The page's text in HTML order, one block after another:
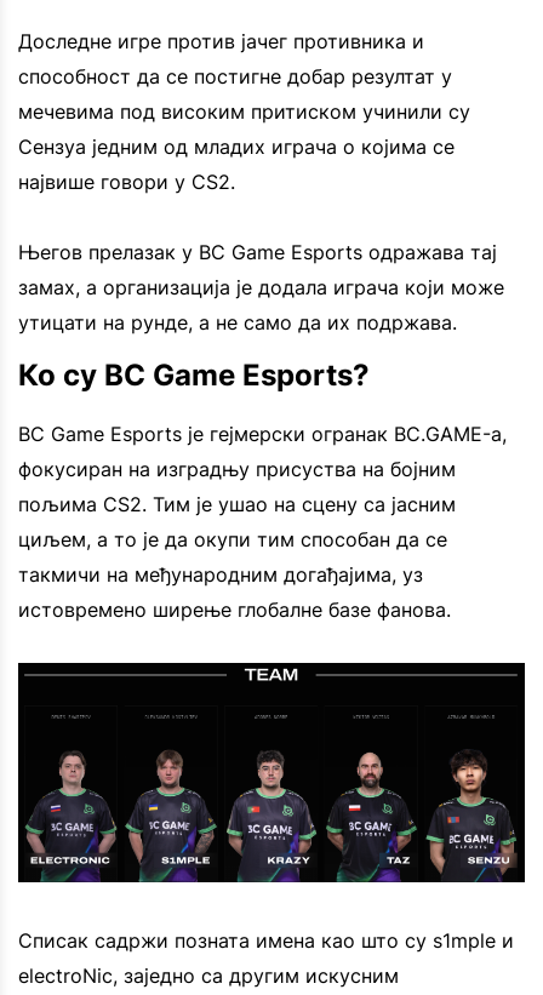
Доследне игре против јачег противника и
способност да се постигне добар резултат у
мечевима под високим притиском учинили су
Сензуа једним од младих играча о којима се
највише говори у CS2.
Његов прелазак у BC Game Esports одражава тај
замах, а организација је додала играча који може
утицати на рунде, а не само да их подржава.
Ко су BC Game Esports?
BC Game Esports је гејмерски огранак BC.GAME-а,
фокусиран на изградњу присуства на бојним
пољима CS2. Тим је ушао на сцену са јасним
циљем, а то је да окупи тим способан да се
такмичи на међународним догађајима, уз
истовремено ширење глобалне базе фанова.
Списак садржи позната имена као што су s1mple и
electroNic, заједно са другим искусним